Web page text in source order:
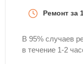
Ремонт за
В 95% случаев
в течение 1-2